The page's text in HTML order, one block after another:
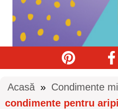
Acasă » Condimente
condimente pentru